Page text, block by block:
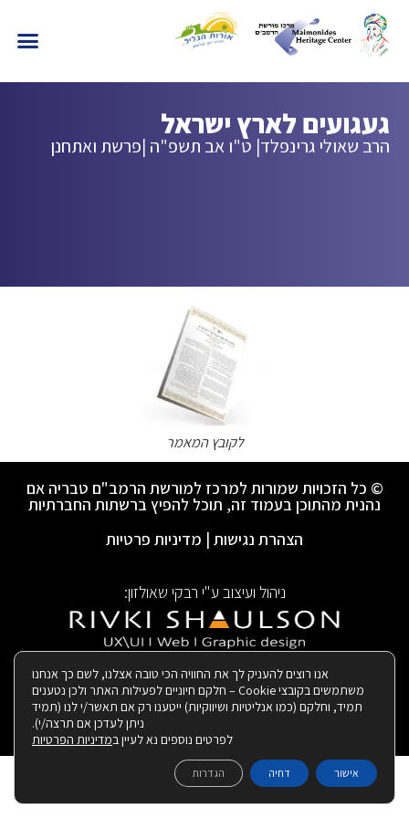
געגועים לארץ ישראל
הרב שאולי גרינפלד| ט"ו אב תשפ"ה |פרשת ואתחנן
לקובץ המאמר
© כל הזכויות שמורות למרכז למורשת הרמב"ם טבריה אם
נהנית מהתוכן בעמוד זה, תוכל להפיץ ברשתות החברתיות
הצהרת נגישות | מדיניות פרטיות
ניהול ועיצוב ע"י רבקי שאולזון:
| בנייה ותחזוקת האתר:
אנו רוצים להעניק לך את החוויה הכי טובה אצלנו, לשם כך אנחנו
משתמשים בקובצי Cookie – חלקם חיוניים לפעילות האתר ולכן נטענים
תמיד, וחלקם (כמו אנליטיות ושיווקיות) ייטענו רק אם תאשר/י לנו (תמיד
ניתן לעדכן אם תרצה/י).
לפרטים נוספים נא לעיין במדיניות הפרטיות
אישור דחיה הגדרות